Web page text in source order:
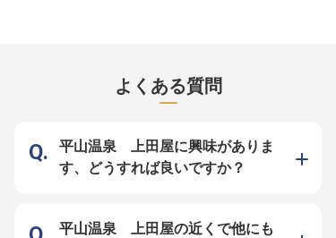
獲得しています。 お客様に心から
くつろいでいただける空間づくり
る成長環境】 まずは現総支配人の
もとで旅館業務全体の流れを把握し
ていただき、将来的には2つの旅館
分に活かせる環境です。 業務後は
自慢の温泉を利用できるほか、退職
の食材を活かし、五感で味わうお料
理を提供しています。 真心を込め
たおもてなしを大切にしており、あ
願っています。伝統を大切にしつ
つ、新しい感性を取り入れた料理
で、お客様に感動を届けませんか。
ーー【あなたの料理人としての情熱
れ、厨房の管理まで、幅広い業務を
通じてあなたのスキルを存分に発揮
よりのやりが
病気見
よくある質問
平山温泉 上田屋に興味がありま
す、どうすれば良いですか？
平山温泉 上田屋の近くで他にも